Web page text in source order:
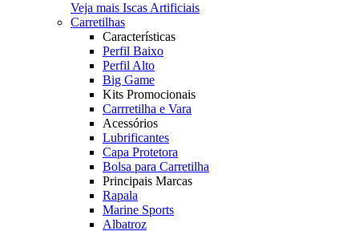
Veja mais Iscas Artificiais
Carretilhas
Características
Perfil Baixo
Perfil Alto
Big Game
Kits Promocionais
Carrretilha e Vara
Acessórios
Lubrificantes
Capa Protetora
Bolsa para Carretilha
Principais Marcas
Rapala
Marine Sports
Albatroz